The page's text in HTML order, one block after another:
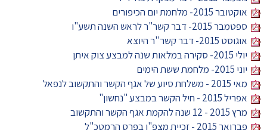
אוקטובר 2015- מלחמת יום הכיפורים
ספטמבר 2015- דבר קשר"ר לראש השנה תשע"ו
אוגוסט 2015- דבר קשר''ר היוצא
יולי 2015- סקירה במלאות שנה למבצע צוק איתן
יוני 2015- מלחמת ששת הימים
מאי 2015 - משלחת סיוע של אגף הקשר והתקשוב לנפאל
אפריל 2015 - חיל הקשר במבצע "נחשון"
מרץ 2015 - 12 שנה להקמת אגף הקשר והתקשוב
פברואר 2015 - זכיית מצפ"ן בפרס הרמטכ"ל